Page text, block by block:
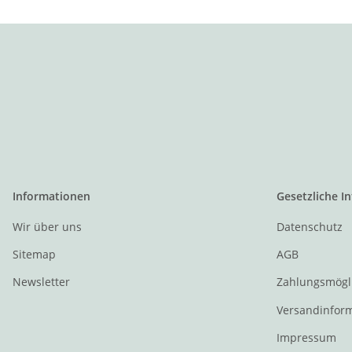
Informationen
Wir über uns
Sitemap
Newsletter
Gesetzliche
Datenschutz
AGB
Impressum